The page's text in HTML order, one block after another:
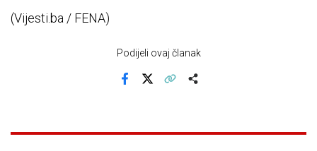
(Vijesti.ba / FENA)
Podijeli ovaj članak
Facebook